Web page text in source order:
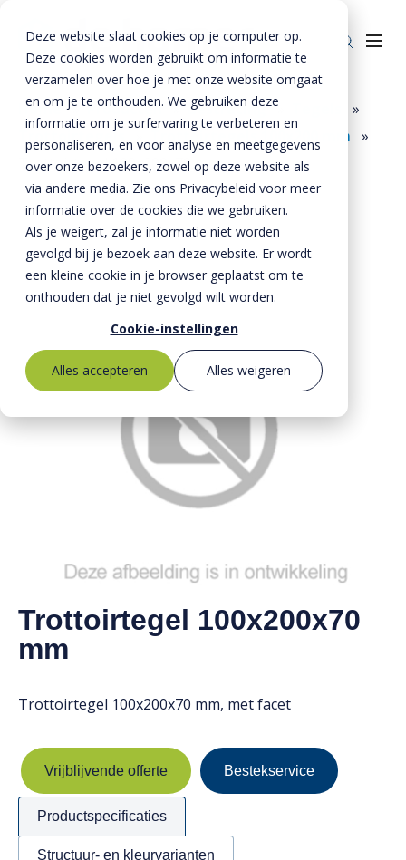
Deze website slaat cookies op je computer op.
Deze cookies worden gebruikt om informatie te
verzamelen over hoe je met onze website omgaat
en om je te onthouden. We gebruiken deze
informatie om je surfervaring te verbeteren en
personaliseren, en voor analyse en meetgegevens
over onze bezoekers, zowel op deze website als
via andere media. Zie ons Privacybeleid voor meer
informatie over de cookies die we gebruiken.
Als je weigert, zal je informatie niet worden
gevolgd bij je bezoek aan deze website. Er wordt
een kleine cookie in je browser geplaatst om te
onthouden dat je niet gevolgd wilt worden.
Cookie-instellingen
Alles accepteren
Alles weigeren
Bestekservice
Producten
Riolering
Bestrating
Oplossingen
BTE Groep
Onze verhalen
Over ons
MVO
Kernwaarden
Mission statement
Home »Producten » Bestrating »
»
Trottoirtegels
Trottoirtegels 100x200 mm »
Trottoirtegel 100x200x70 mm
Trottoirtegel 100x200x70
mm
Trottoirtegel 100x200x70 mm, met facet
Vrijblijvende offerte Bestekservice
Productspecificaties
Structuur- en kleurvarianten